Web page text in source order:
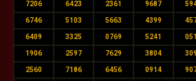
7206 6423 2361 9687
6746 5103 5663 4399
6409 3325 0769 5241
1906 2597 7629 3804
2560 7186 6456 0914